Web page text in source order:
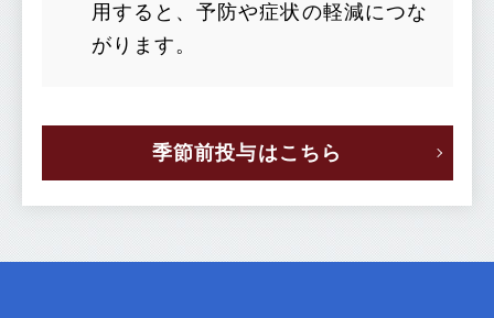
用すると、予防や症状の軽減につな
がります。
季節前投与はこちら